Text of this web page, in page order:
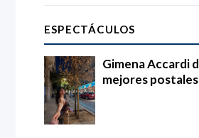
ESPECTÁCULOS
Gimena Accardi
mejores postales